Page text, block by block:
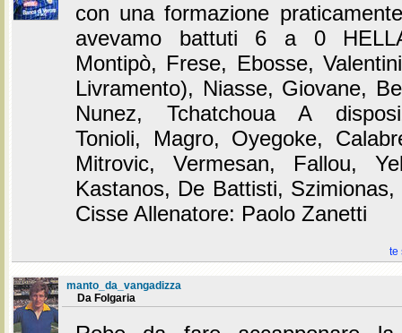
con una formazione
avevamo battuti 6 a 0
Montipò, Frese, Ebosse,
Livramento), Niasse, Giovane,
Nunez, Tchatchoua A
Tonioli, Magro, Oyegoke,
Mitrovic, Vermesan, Fallou,
Kastanos, De Battisti,
Cisse Allenatore: Paolo Zanetti
te
manto_da_vangadizza
Da Folgaria